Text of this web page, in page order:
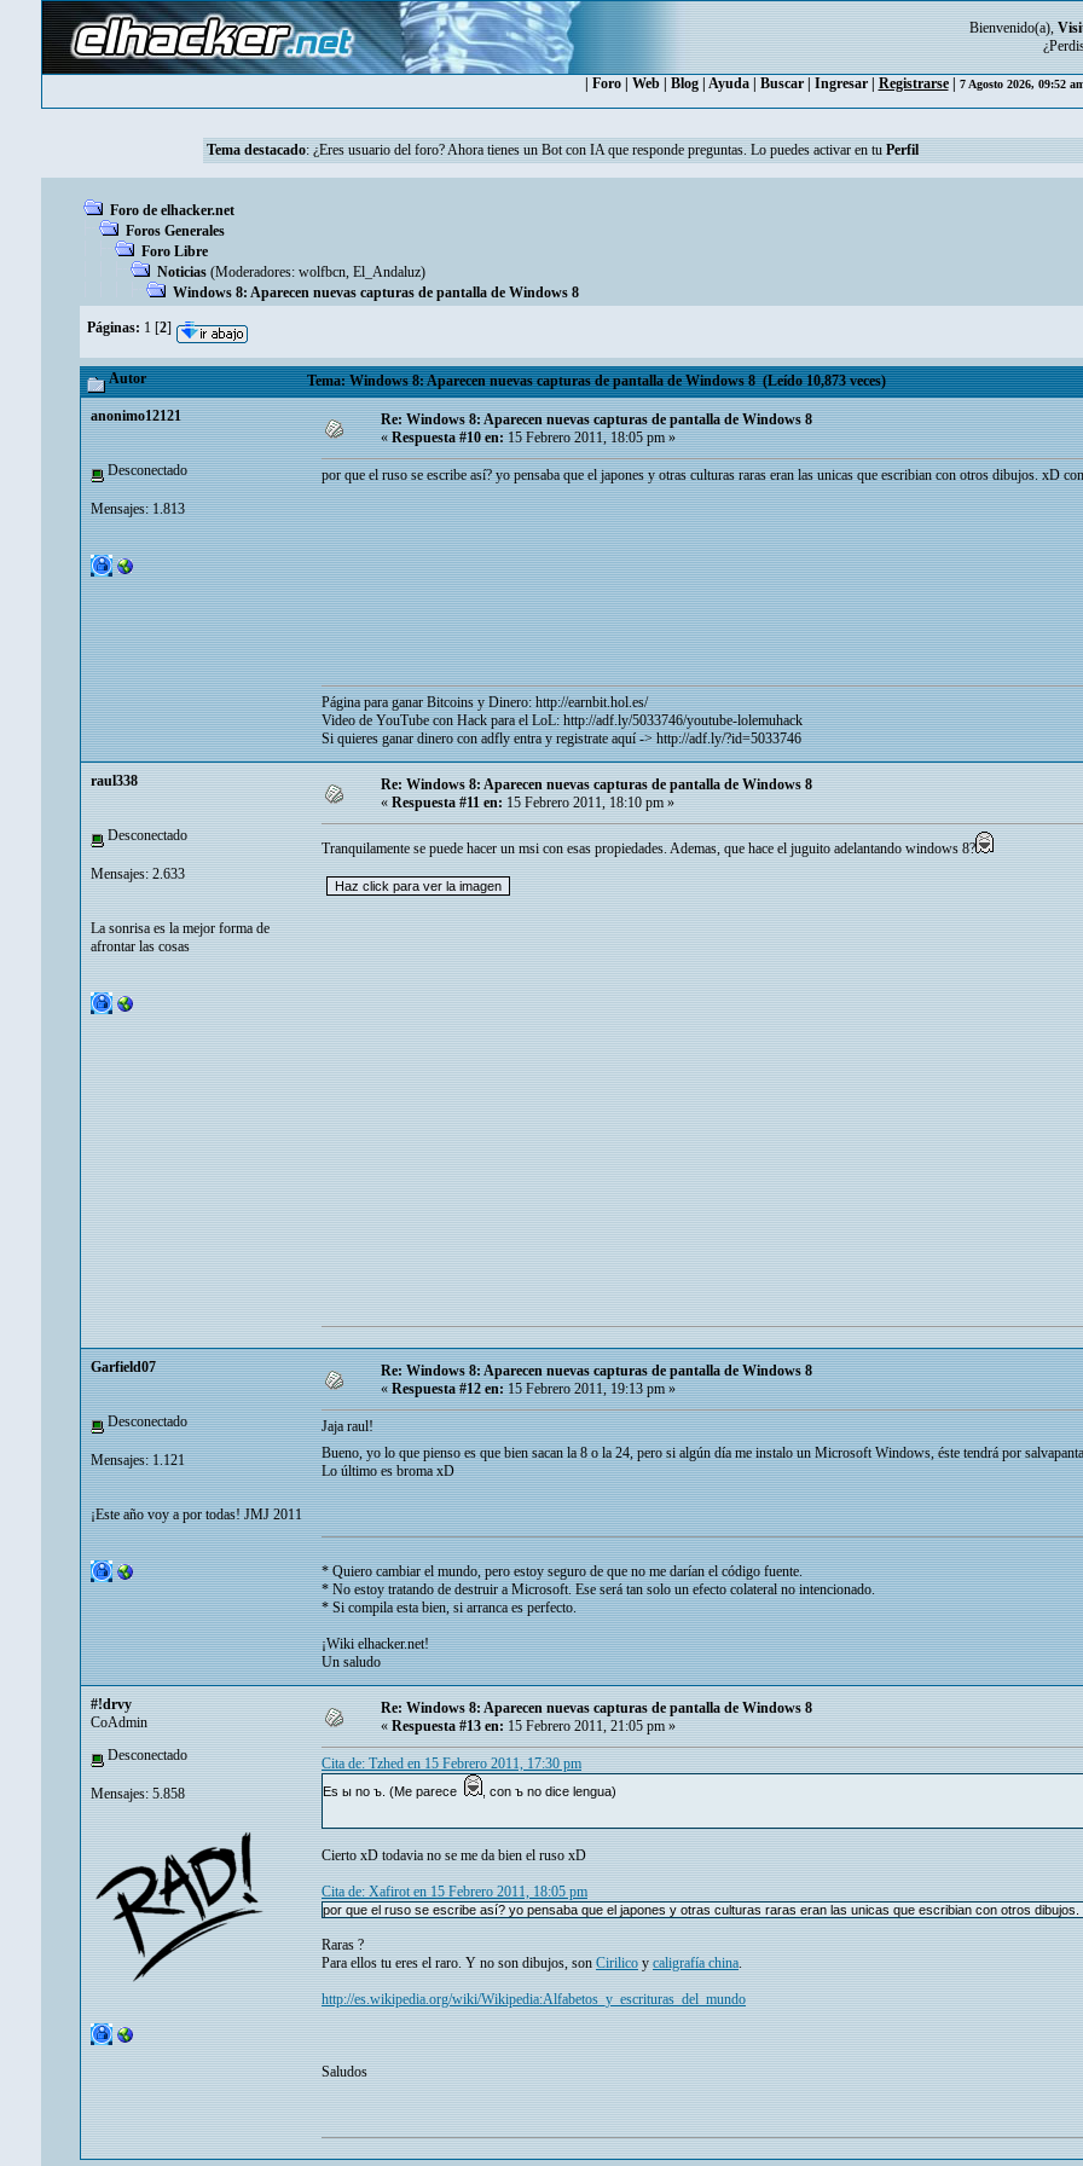
Bienvenido(a),
Foro| Web| Blog| Ayuda| Buscar| Ingresar| Registrarse| 7 Agosto 2026, 09:52
Tema destacado: ¿Eres usuario del foro? Ahora tienes un Bot con IA que responde preguntas. Lo puedes activar en tu Perfil
Foro de elhacker.net
Foros Generales
Foro Libre
Noticias (Moderadores: wolfbcn, El_Andaluz)
Windows 8: Aparecen nuevas capturas de pantalla de Windows 8
Páginas: 1 [2]
Autor Tema: Windows 8: Aparecen nuevas capturas de pantalla de Windows 8 (Leído 10,873 veces)
anonimo12121
Desconectado
Mensajes: 1.813
Re: Windows 8: Aparecen nuevas capturas de pantalla de Windows 8
«Respuesta #10 en:15 Febrero 2011, 18:05 pm »
por que el ruso se escribe así? yo pensaba que el japones y otras culturas raras eran las unicas que escribian con otros dibujos. xD
Página para ganar Bitcoins y Dinero:http://earnbit.hol.es/
Video de YouTube con Hack para el LoL:http://adf.ly/5033746/youtube-lolemuhack
Si quieres ganar dinero con adfly entra y registrate aquí ->http://adf.ly/?id=5033746
raul338
Desconectado
Mensajes: 2.633
La sonrisa es la mejor forma de
afrontar las cosas
Re: Windows 8: Aparecen nuevas capturas de pantalla de Windows 8
« Respuesta #11 en: 15 Febrero 2011, 18:10 pm »
Tranquilamente se puede hacer un msi con esas propiedades. Ademas, que hace el juguito adelantando windows 8?
Garfield07
Desconectado
Mensajes: 1.121
¡Este año voy a por todas! JMJ 2011
Re: Windows 8: Aparecen nuevas capturas de pantalla de Windows 8
«Respuesta #12 en:15 Febrero 2011, 19:13 pm »
Jaja raul!
Bueno, yo lo que pienso es que bien sacan la 8 o la 24, pero si algún día me instalo un Microsoft Windows, éste tendrá por
Lo último es broma xD
* Quiero cambiar el mundo, pero estoy seguro de que no me darían el código fuente.
* No estoy tratando de destruir a Microsoft. Ese será tan solo un efecto colateral no intencionado.
* Si compila esta bien, si arranca es perfecto.
¡Wiki elhacker.net!
Un saludo
#!drvy
CoAdmin
Desconectado
Mensajes: 5.858
Re: Windows 8: Aparecen nuevas capturas de pantalla de Windows 8
« Respuesta #13 en: 15 Febrero 2011, 21:05 pm »
Cita de: Tzhed en 15 Febrero 2011, 17:30 pm
Es ы no ъ. (Me parece , con ъ no dice lengua)
Cierto xD todavia no se me da bien el ruso xD
Cita de: Xafirot en 15 Febrero 2011, 18:05 pm
por que el ruso se escribe así? yo pensaba que el japones y otras culturas raras eran las unicas que escribian con otros dibujos.
Raras ?
Para ellos tu eres el raro. Y no son dibujos, son Cirilico y caligrafía china.
http://es.wikipedia.org/wiki/Wikipedia:Alfabetos_y_escrituras_del_mundo
Saludos